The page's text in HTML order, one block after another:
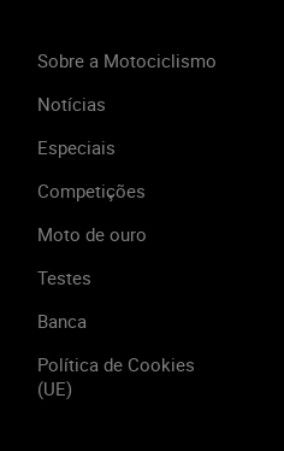
Sobre a Motociclismo
Notícias
Especiais
Competições
Moto de ouro
Testes
Banca
Política de Cookies
(UE)